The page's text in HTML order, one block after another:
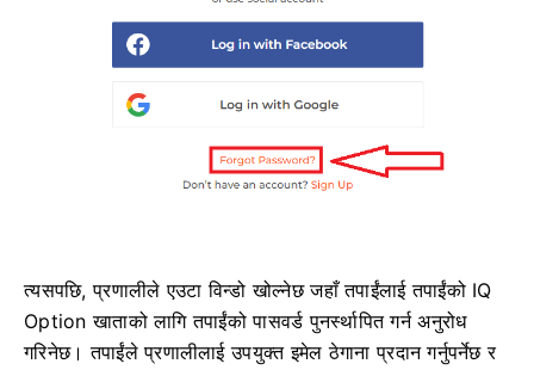
त्यसपछि, प्रणालीले एउटा विन्डो खोल्नेछ जहाँ तपाईंलाई तपाईंको IQ
Option खाताको लागि तपाईंको पासवर्ड पुनर्स्थापित गर्न अनुरोध
गरिनेछ। तपाईंले प्रणालीलाई उपयुक्त इमेल ठेगाना प्रदान गर्नुपर्नेछ र